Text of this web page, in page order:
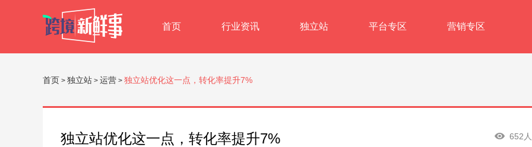
首页 行业资讯 独立站 平台专区 营销专区
首页 > 独立站 > 运营 > 独立站优化这一点，转化率提升7%
独立站优化这一点，转化率提升7% 652